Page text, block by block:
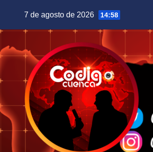
contenido
7 de agosto de 2026 14:58